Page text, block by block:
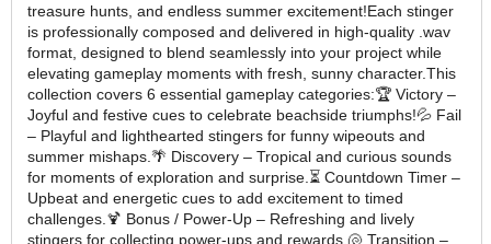
treasure hunts, and endless summer excitement!Each stinger
is professionally composed and delivered in high-quality .wav
format, designed to blend seamlessly into your project while
elevating gameplay moments with fresh, sunny character.This
collection covers 6 essential gameplay categories:🏆 Victory –
Joyful and festive cues to celebrate beachside triumphs!💦 Fail
– Playful and lighthearted stingers for funny wipeouts and
summer mishaps.🌴 Discovery – Tropical and curious sounds
for moments of exploration and surprise.⏳ Countdown Timer –
Upbeat and energetic cues to add excitement to timed
challenges.🍹 Bonus / Power-Up – Refreshing and lively
stingers for collecting power-ups and rewards.🐚 Transition –